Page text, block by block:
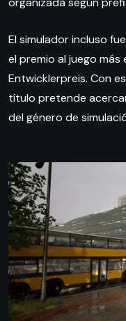
El simulador incluso
el premio al juego
Entwicklerpreis. Con
título pretende
del género de